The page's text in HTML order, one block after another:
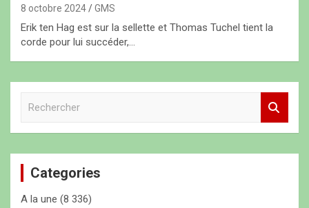
8 octobre 2024 GMS
Erik ten Hag est sur la sellette et Thomas Tuchel tient la
corde pour lui succéder,…
e
c
h
Categories
A la une (8 336)